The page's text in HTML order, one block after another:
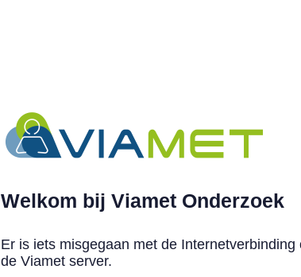
Welkom bij Viamet Onderzoek
Er is iets misgegaan met de Internetverbinding
de Viamet server.